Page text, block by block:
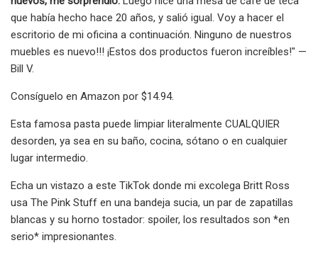
que había hecho hace 20 años, y salió igual. Voy a hacer el
escritorio de mi oficina a continuación. Ninguno de nuestros
muebles es nuevo!!! ¡Estos dos productos fueron increíbles!" —
Bill V.
Consíguelo en Amazon por $14.94.
Esta famosa pasta puede limpiar literalmente CUALQUIER
desorden, ya sea en su baño, cocina, sótano o en cualquier
lugar intermedio.
Echa un vistazo a este TikTok donde mi excolega Britt Ross
usa The Pink Stuff en una bandeja sucia, un par de zapatillas
blancas y su horno tostador: spoiler, los resultados son *en
serio* impresionantes.